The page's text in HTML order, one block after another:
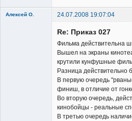
Алексей О.
24.07.2008 19:07:04
Re: Приказ 027
Фильма действительна
Вышел на экраны
крутили кунфушные
Разница действительно
В первую очередь
финиш, в отличие от
Во вторую очередь,
кинобойцы - реальные
В третью очередь